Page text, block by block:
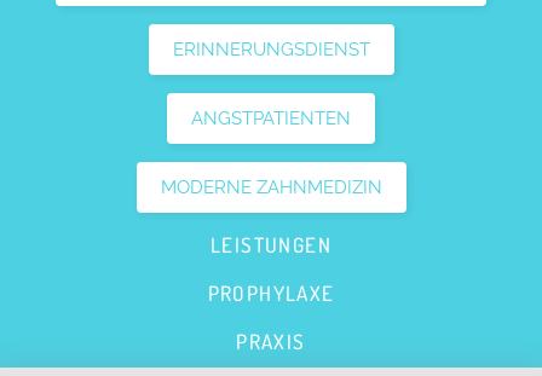
LEISTUNGEN
PROPHYLAXE
PRAXIS
ERINNERUNGSDIENST
ANGSTPATIENTEN
MODERNE ZAHNMEDIZIN